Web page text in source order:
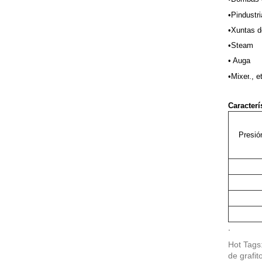
•P
•Xuntas
•Steam
• Auga
•Mixer.,
.
Hot
de